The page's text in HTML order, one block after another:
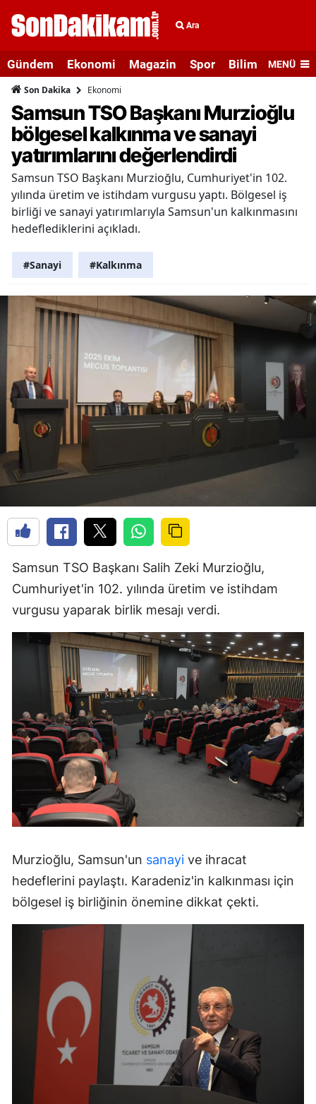
Ara
Gündem Ekonomi Magazin Spor Bilim veMENÜ
Son Dakika Ekonomi
Samsun TSO Başkanı Murzioğlu
bölgesel kalkınma ve sanayi
yatırımlarını değerlendirdi
Samsun TSO Başkanı Murzioğlu, Cumhuriyet'in 102.
yılında üretim ve istihdam vurgusu yaptı. Bölgesel iş
birliği ve sanayi yatırımlarıyla Samsun'un kalkınmasını
hedeflediklerini açıkladı.
#Sanayi #Kalkınma
Samsun TSO Başkanı Salih Zeki Murzioğlu,
Cumhuriyet'in 102. yılında üretim ve istihdam
vurgusu yaparak birlik mesajı verdi.
Murzioğlu, Samsun'un sanayi ve ihracat
hedeflerini paylaştı. Karadeniz'in kalkınması için
bölgesel iş birliğinin önemine dikkat çekti.